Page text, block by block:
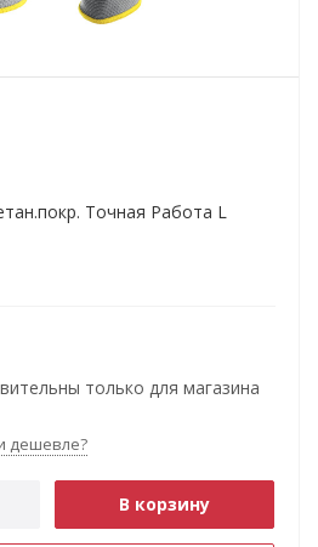
Точная Работа L
только для магазина
дешевле?
В корзину